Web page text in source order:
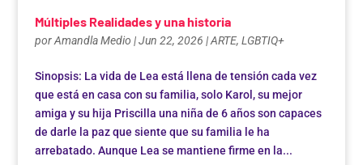
Múltiples Realidades y una historia
porAmandla Medio |Jun 22, 2026 |ARTE, LGBTIQ+
Sinopsis: La vida de Lea está llena de tensión cada vez
que está en casa con su familia, solo Karol, su mejor
amiga y su hija Priscilla una niña de 6 años son capaces
de darle la paz que siente que su familia le ha
arrebatado. Aunque Lea se mantiene firme en la...